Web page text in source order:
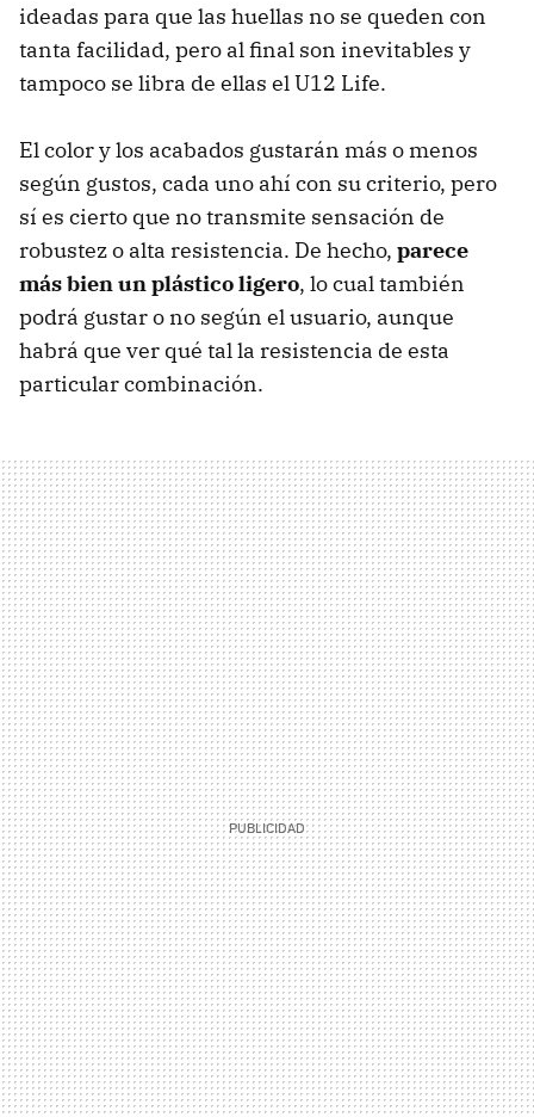
ideadas para que las huellas no se queden con
tanta facilidad, pero al final son inevitables y
tampoco se libra de ellas el U12 Life.
El color y los acabados gustarán más o menos
según gustos, cada uno ahí con su criterio, pero
sí es cierto que no transmite sensación de
robustez o alta resistencia. De hecho, parece
más bien un plástico ligero, lo cual también
podrá gustar o no según el usuario, aunque
habrá que ver qué tal la resistencia de esta
particular combinación.